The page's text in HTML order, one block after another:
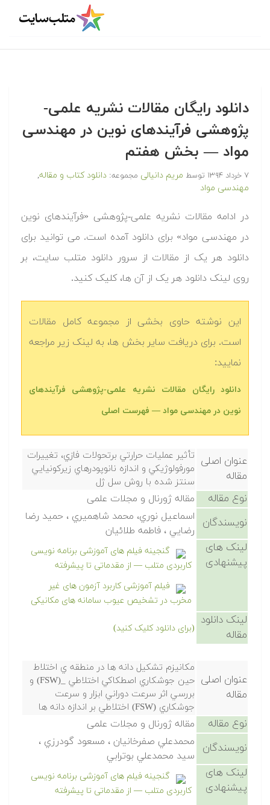
دانلود رایگان مقالات نشریه علمی-
پژوهشی فرآیندهای نوین در مهندسی
مواد — بخش هفتم
۷ خرداد ۱۳۹۴ توسط مریم دانیالی مجموعه: دانلود کتاب و مقاله,
مهندسی مواد
در ادامه مقالات نشریه علمی-پژوهشی «فرآیندهای نوین
در مهندسی مواد» برای دانلود آمده است. می توانید برای
دانلود هر یک از مقالات از سرور دانلود متلب سایت، بر
روی لینک دانلود هر یک از آن ها، کلیک کنید.
این نوشته حاوی بخشی از مجموعه کامل مقالات
است. برای دریافت سایر بخش ها، به لینک زیر مراجعه
نمایید:
دانلود رایگان مقالات نشریه علمی-پژوهشی فرآیندهای
نوین در مهندسی مواد — فهرست اصلی
عنوان اصلی
مقاله
تأثير عمليات حرارتي برتحولات فازي، تغييرات
مورفولوژيكي و اندازه نانوپودرهاي زيركونيايي
سنتز شده با روش سل ژل
نوع مقاله مقاله ژورنال و مجلات علمی
نویسندگان
اسماعيل نوري، محمد شاهميري ، حميد رضا
رضايي ، فاطمه طلائيان
لینک های
پیشنهادی
گنجینه فیلم های آموزشی برنامه نویسی
کاربردی متلب — از مقدماتی تا پیشرفته
فیلم آموزشی کاربرد آزمون های غیر
مخرب در تشخیص عیوب سامانه های مکانیکی
لینک دانلود
مقاله
(برای دانلود کلیک کنید)
عنوان اصلی
مقاله
مكانيزم تشكيل دانه ها در منطقه ي اختلاط
حين جوشكاري اصطكاكي اختلاطي _(FSW) و
بررسي اثر سرعت دوراني ابزار و سرعت
جوشكاري (FSW) اختلاطي بر اندازه دانه ها
نوع مقاله مقاله ژورنال و مجلات علمی
نویسندگان
محمدعلي صفرخانيان ، مسعود گودرزي ،
سيد محمدعلي بوترابي
لینک های
پیشنهادی
گنجینه فیلم های آموزشی برنامه نویسی
کاربردی متلب — از مقدماتی تا پیشرفته